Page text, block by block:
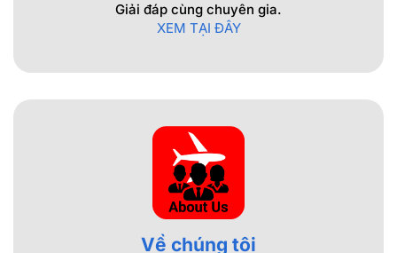
Giải đáp cùng chuyên gia.
XEM TẠI ĐÂY
Về chúng tôi